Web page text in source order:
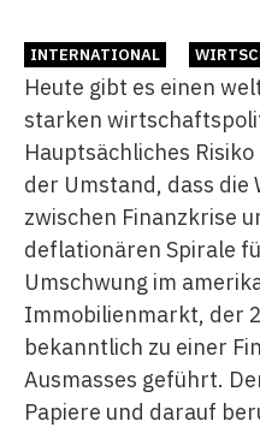
INTERNATIONAL
Heute gibt es einen
starken
Hauptsächliches
der Umstand, dass die
zwischen Finanzkrise
deflationären Spirale
Umschwung im
Immobilienmarkt, der
bekanntlich zu einer
Ausmasses geführt.
Papiere und darauf